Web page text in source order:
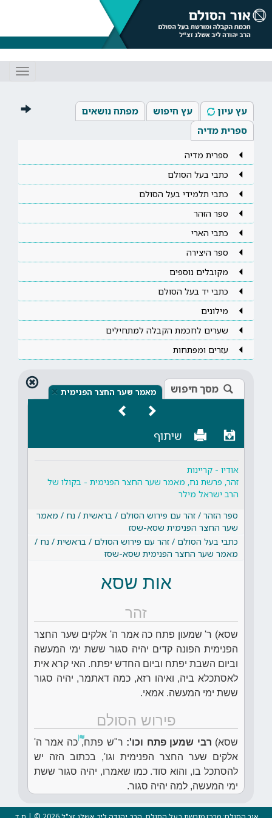
עץ עיון עץ חיפוש
מפתח נושאים
ספרית מדיה
ספרית מדיה
כתבי בעל הסולם
כתבי תלמידי בעל הסולם
ספר הזהר
כתבי הארי
ספר היצירה
מקובלים נוספים
כתבי יד בעל הסולם
מילונים
שערים לחכמת הקבלה למתחילים
עזרים ומפתחות
מסך חיפוש מאמר שער החצר הפנימית ×
שיתוף
אודיו - קריינות
זהר, פרשת נח, מאמר שער החצר הפנימית - בקולו של
הרב ישראל מילר
ספר הזהר / זהר עם פירוש הסולם / בראשית / נח / מאמר
שער החצר הפנימית שסא-שסז
כתבי בעל הסולם / זהר עם פירוש הסולם / בראשית / נח /
מאמר שער החצר הפנימית שסא-שסז
אות שסא
זהר
שסא) ר' שמעון פתח כה אמר ה' אלקים שער החצר
הפנימית הפונה קדים יהיה סגור ששת ימי המעשה
וביום השבת יפתח וביום החדש יפתח. האי קרא אית
לאסתכלא ביה, ואיהו רזא, כמה דאתמר, יהיה סגור
ששת ימי המעשה. אמאי.
פירוש הסולם
שסא) רבי שמען פתח וכו': ר"ש פתח,כה אמר ה'
אלקים שער החצר הפנימית וגו', בכתוב הזה יש
להסתכל בו, והוא סוד. כמו שאמרו, יהיה סגור ששת
ימי המעשה, למה יהיה סגור.